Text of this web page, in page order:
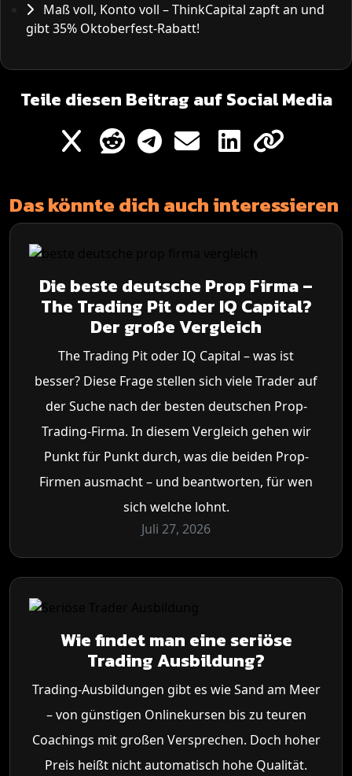
Maß voll, Konto voll – ThinkCapital zapft an und
gibt 35% Oktoberfest-Rabatt!
Teile diesen Beitrag auf Social Media
Das könnte dich auch interessieren
Die beste deutsche Prop Firma –
The Trading Pit oder IQ Capital?
Der große Vergleich
The Trading Pit oder IQ Capital – was ist
besser? Diese Frage stellen sich viele Trader auf
der Suche nach der besten deutschen Prop-
Trading-Firma. In diesem Vergleich gehen wir
Punkt für Punkt durch, was die beiden Prop-
Firmen ausmacht – und beantworten, für wen
sich welche lohnt.
Juli 27, 2026
Wie findet man eine seriöse
Trading Ausbildung?
Trading-Ausbildungen gibt es wie Sand am Meer
– von günstigen Onlinekursen bis zu teuren
Coachings mit großen Versprechen. Doch hoher
Preis heißt nicht automatisch hohe Qualität.